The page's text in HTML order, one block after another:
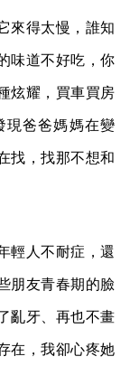
來得太慢，誰知
味道不好吃，你
炫耀，買車買房
現爸爸媽媽在變
找，找那不想和
輕人不耐症，還
朋友青春期的臉
亂牙、再也不畫
在，我卻心疼她